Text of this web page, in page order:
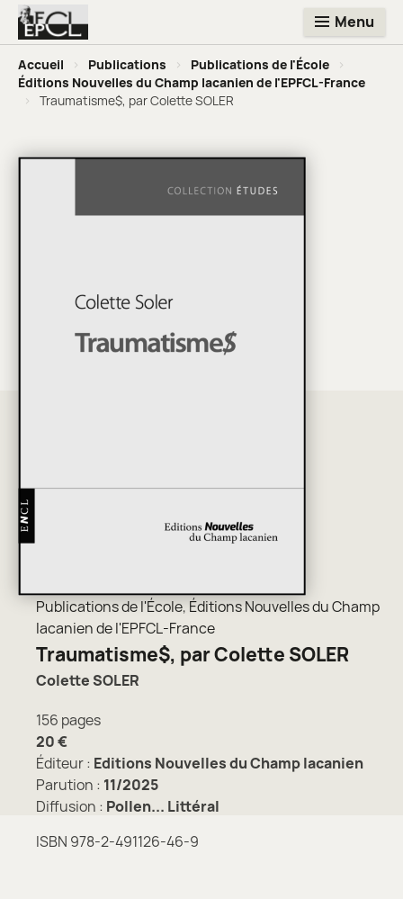
Menu
Accueil > Publications > Publications de l'École
>
Éditions Nouvelles du Champ lacanien de l'EPFCL-France
>
Traumatisme$, par Colette SOLER
Publications de l'École, Éditions Nouvelles du Champ
lacanien de l'EPFCL-France
Traumatisme$, par Colette SOLER
Colette SOLER
156 pages
20 €
Éditeur : Editions Nouvelles du Champ lacanien
Parution : 11/2025
Diffusion : Pollen... Littéral
ISBN 978-2-491126-46-9